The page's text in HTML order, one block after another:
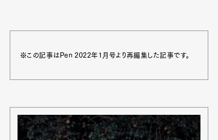
※この記事はPen 2022年1月号より再編集した記事です。